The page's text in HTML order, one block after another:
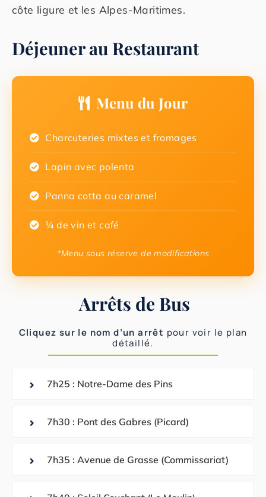
côte ligure et les Alpes-Maritimes.
Déjeuner au Restaurant
Menu du Jour
Charcuteries mixtes et fromages
Lapin avec polenta
Panna cotta au caramel
¼ de vin et café
*Menu sous réserve de modifications
Arrêts de Bus
Cliquez sur le nom d’un arrêt pour voir le plan
détaillé.
7h25 : Notre-Dame des Pins
7h30 : Pont des Gabres (Picard)
7h35 : Avenue de Grasse (Commissariat)